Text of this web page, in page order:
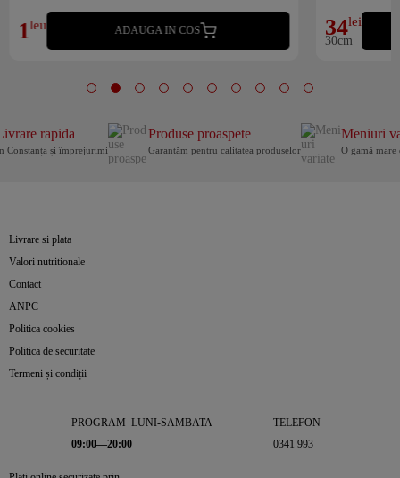
1leu ADAUGA IN COS 34lei
30cm
rapida
Constanța și împrejurimi
Produse proaspete
Garantăm pentru calitatea produselor
Meniuri
O gamă mare
Livrare si plata
Valori nutritionale
Contact
ANPC
Politica cookies
Politica de securitate
Termeni și condiții
TELEFON
0341 993
PROGRAM LUNI-SAMBATA
09:00—20:00